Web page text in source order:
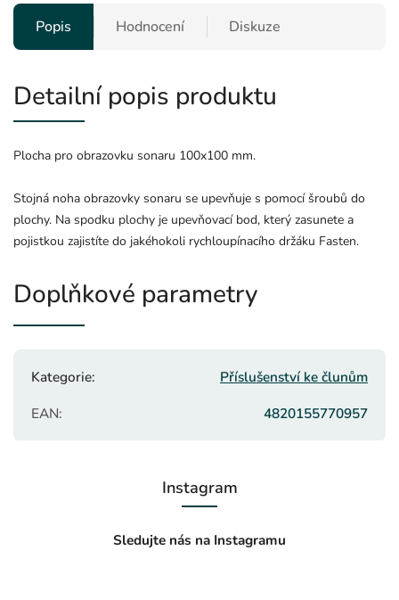
Popis Hodnocení Diskuze
Detailní popis produktu
Plocha pro obrazovku sonaru 100x100 mm.
Stojná noha obrazovky sonaru se upevňuje s pomocí šroubů do
plochy. Na spodku plochy je upevňovací bod, který zasunete a
pojistkou zajistíte do jakéhokoli rychloupínacího držáku Fasten.
Doplňkové parametry
Kategorie:
Příslušenství ke člunům
EAN: 4820155770957
Instagram
Sledujte nás na Instagramu